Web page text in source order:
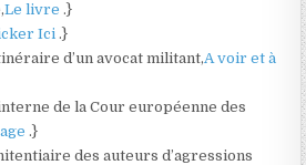
Le livre.}
Ici.}
d’un avocat militant,A voir et à
de la Cour européenne des
.}
des auteurs d’agressions